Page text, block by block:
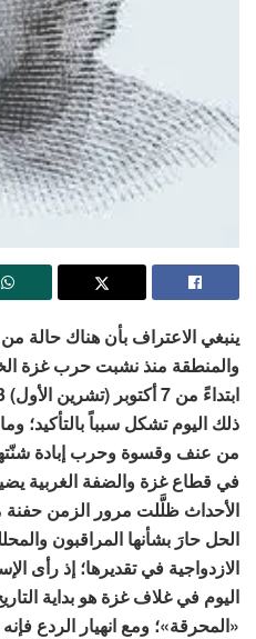
ينبغي الاعتراف بأن هناك حالة
والمنطقة منذ نشبت حرب غزة
ذلك اليوم تشكل سبباً بالتأكيد؛
من عنف وقسوة وحرب إبادة
في قطاع غزة والضفة الغربية
الأحداث ظلَّلت مرور الزمن حفنة
الحل حارَ بشأنها المراقبون
الازدواجية في تقديرها؛ إذ رأى
اليوم في غلاف غزة هو بداية
«المحرقة»؛ ومع انهيار الردع